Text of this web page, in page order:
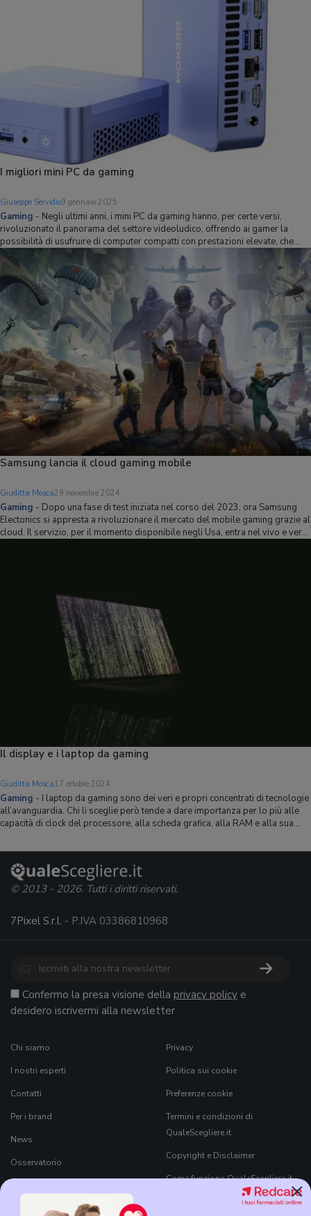
I migliori mini PC da gaming
Giuseppe Servidio9 gennaio 2025
Gaming - Negli ultimi anni, i mini PC da gaming hanno, per certe versi,
rivoluzionato il panorama del settore videoludico, offrendo ai gamer la
possibilità di usufruire di computer compatti con prestazioni elevate, che
permettono di creare desk setup concettualmente molto interessanti. Si
tratta infatti di
Samsung lancia il cloud gaming mobile
Giuditta Mosca29 novembre 2024
Gaming - Dopo una fase di test iniziata nel corso del 2023, ora Samsung
Electonics si appresta a rivoluzionare il mercato del mobile gaming grazie al
cloud. Il servizio, per il momento disponibile negli Usa, entra nel vivo e verrà
Il display e i laptop da gaming
Giuditta Mosca17 ottobre 2024
Gaming - I laptop da gaming sono dei veri e propri concentrati di tecnologie
all’avanguardia. Chi li sceglie però tende a dare importanza per lo più alle
capacità di clock del processore, alla scheda grafica, alla RAM e alla sua
×
© 2013 - 2026. Tutti i diritti riservati.
7Pixel S.r.l. - P.IVA 03386810968
Confermo la presa visione della privacy policy e
desidero iscrivermi alla newsletter
Chi siamo
I nostri esperti
Contatti
Per i brand
News
Osservatorio
Black Friday 2026
Privacy
Politica sui cookie
Preferenze cookie
Termini e condizioni di
QualeScegliere.it
Copyright e Disclaimer
Come funziona QualeScegliere.it